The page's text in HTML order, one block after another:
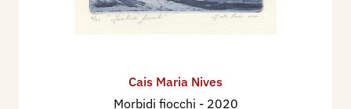
Cais Maria Nives
Morbidi fiocchi - 2020